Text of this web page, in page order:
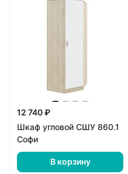
12 740 ₽
Шкаф угловой СШУ 860.1
Софи
В корзину